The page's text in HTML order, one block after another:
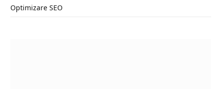
Optimizare SEO